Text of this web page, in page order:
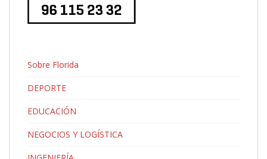
Sobre Florida
DEPORTE
EDUCACIÓN
NEGOCIOS Y LOGÍSTICA